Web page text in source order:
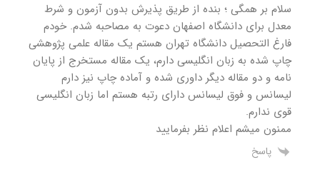
سلام بر همگی ؛ بنده از طریق پذیرش بدون آزمون و شرط
معدل برای دانشگاه اصفهان دعوت به مصاحبه شدم. خودم
فارغ التحصیل دانشگاه تهران هستم یک مقاله علمی پژوهشی
چاپ شده به زبان انگلیسی دارم، یک مقاله مستخرج از پایان
نامه و دو مقاله دیگر داوری شده و آماده چاپ نیز دارم
لیسانس و فوق لیسانس دارای رتبه هستم اما زبان انگلیسی
قوی ندارم.
ممنون میشم اعلام نظر بفرمایید
پاسخ